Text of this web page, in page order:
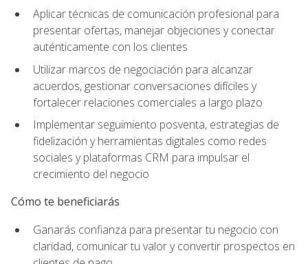
Aplicar técnicas de comunicación profesional para
presentar ofertas, manejar objeciones y conectar
auténticamente con los clientes
Utilizar marcos de negociación para alcanzar
acuerdos, gestionar conversaciones difíciles y
fortalecer relaciones comerciales a largo plazo
Implementar seguimiento posventa, estrategias de
fidelización y herramientas digitales como redes
sociales y plataformas CRM para impulsar el
crecimiento del negocio
Cómo te beneficiarás
Ganarás confianza para presentar tu negocio con
claridad, comunicar tu valor y convertir prospectos en